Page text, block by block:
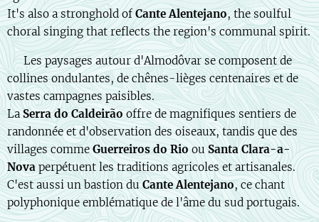
It's also a stronghold of Cante Alentejano, the soulful
choral singing that reflects the region's communal spirit.
🇫🇷 Les paysages autour d'Almodôvar se composent de
collines ondulantes, de chênes-lièges centenaires et de
vastes campagnes paisibles.
LaSerra do Caldeirão offre de magnifiques sentiers de
randonnée et d'observation des oiseaux, tandis que des
villages commeGuerreiros do RioouSanta Clara-a-
Nova perpétuent les traditions agricoles et artisanales.
C'est aussi un bastion duCante Alentejano, ce chant
polyphonique emblématique de l'âme du sud portugais.